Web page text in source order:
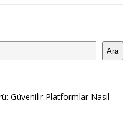
Ara
Güvenilir Platformlar Nasıl